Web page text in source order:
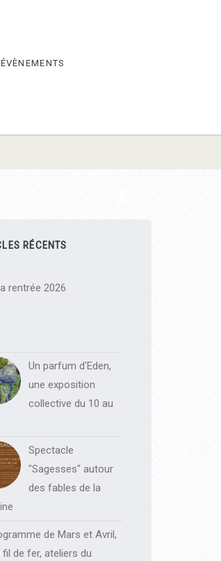
ÉVÈNEMENTS
RÉCENTS
rentrée 2026
Un parfum d'Eden,
une exposition
collective du 10 au
Spectacle
"Sagesses" autour
des fables de la
de Mars et Avril,
fil de fer, ateliers du